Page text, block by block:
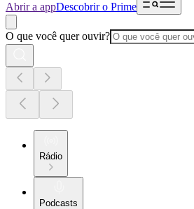
Abrir a appDescobrir o Prime
O que você quer ouvir?
Rádio
Podcasts